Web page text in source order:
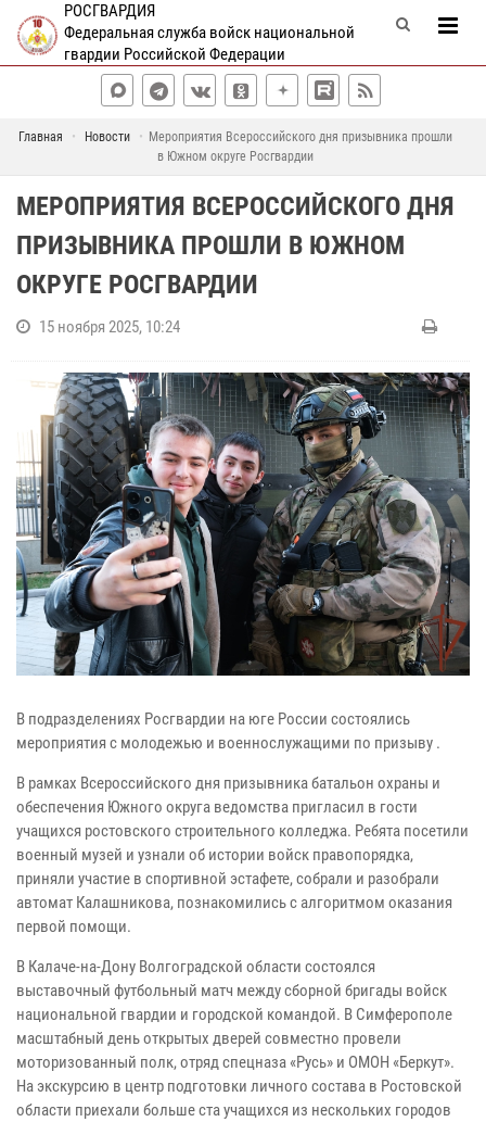
РОСГВАРДИЯ
Федеральная служба войск национальной
гвардии Российской Федерации
Главная Новости
Мероприятия Всероссийского дня призывника прошли
в Южном округе Росгвардии
МЕРОПРИЯТИЯ ВСЕРОССИЙСКОГО ДНЯ
ПРИЗЫВНИКА ПРОШЛИ В ЮЖНОМ
ОКРУГЕ РОСГВАРДИИ
15 ноября 2025, 10:24
В подразделениях Росгвардии на юге России состоялись
мероприятия с молодежью и военнослужащими по призыву .
В рамках Всероссийского дня призывника батальон охраны и
обеспечения Южного округа ведомства пригласил в гости
учащихся ростовского строительного колледжа. Ребята посетили
военный музей и узнали об истории войск правопорядка,
приняли участие в спортивной эстафете, собрали и разобрали
автомат Калашникова, познакомились с алгоритмом оказания
первой помощи.
В Калаче-на-Дону Волгоградской области состоялся
выставочный футбольный матч между сборной бригады войск
национальной гвардии и городской командой. В Симферополе
масштабный день открытых дверей совместно провели
моторизованный полк, отряд спецназа «Русь» и ОМОН «Беркут».
На экскурсию в центр подготовки личного состава в Ростовской
области приехали больше ста учащихся из нескольких городов